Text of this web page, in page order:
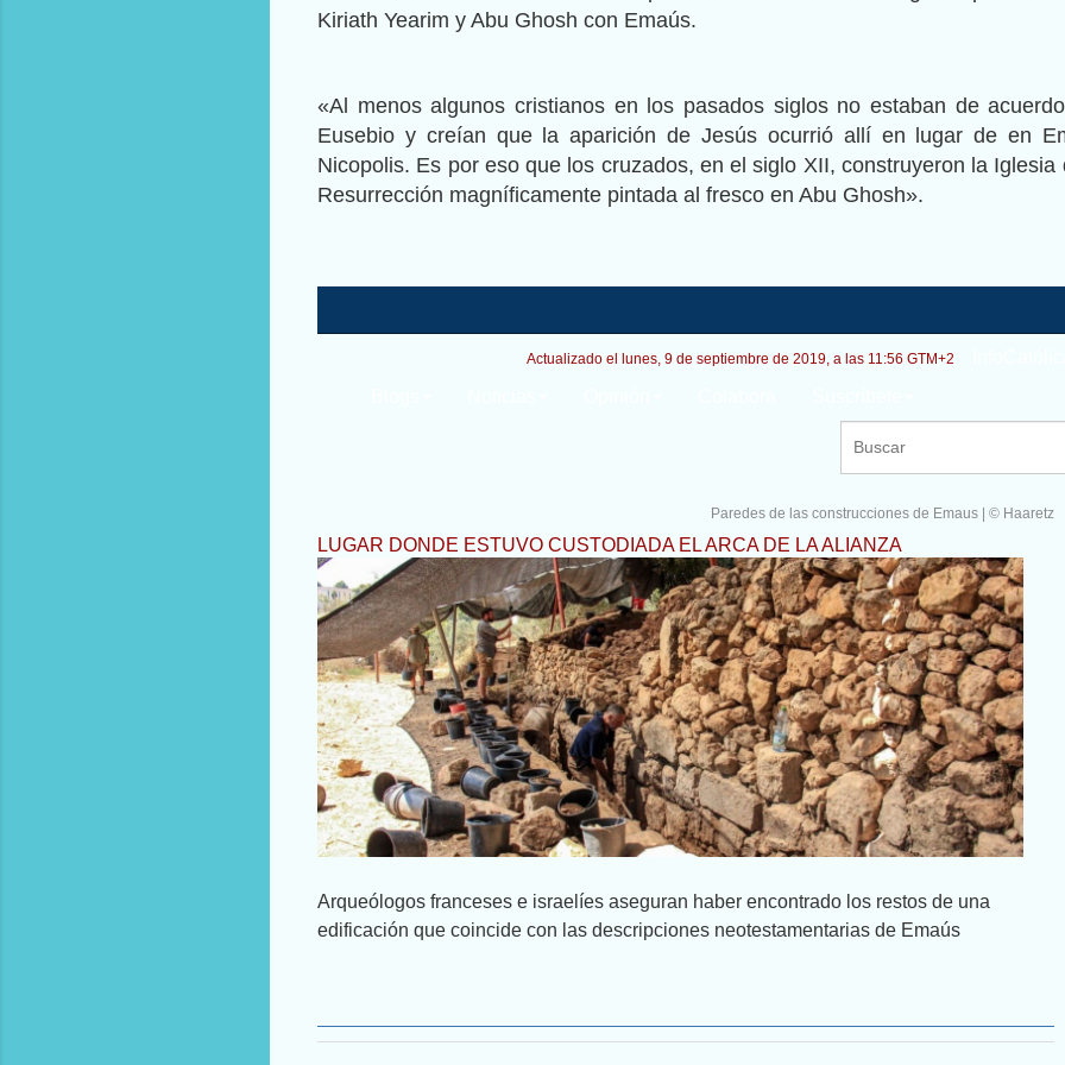
Kiriath Yearim y Abu Ghosh con Emaús.
«Al menos algunos cristianos en los pasados siglos ​​no estaban de
Eusebio y creían que la aparición de Jesús ocurrió allí en lugar de en
Nicopolis. Es por eso que los cruzados, en el siglo XII, construyeron la Iglesia
Resurrección magníficamente pintada al fresco en Abu Ghosh».
Actualizado el lunes, 9 de septiembre de 2019, a las 11:56 GTM+2
Paredes de las construcciones de Emaus | © Haaretz
LUGAR DONDE ESTUVO CUSTODIADA EL ARCA DE LA ALIANZA
Arqueólogos franceses e israelíes aseguran haber encontrado los restos de una
edificación que coincide con las descripciones neotestamentarias de Emaús